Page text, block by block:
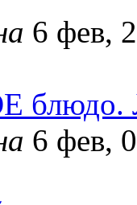
6 фев,
6 фев,